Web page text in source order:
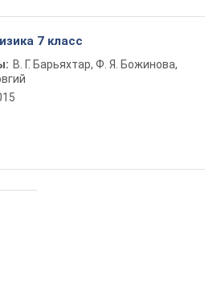
7 класс
В. Г. Барьяхтар, Ф. Я. Божинова,